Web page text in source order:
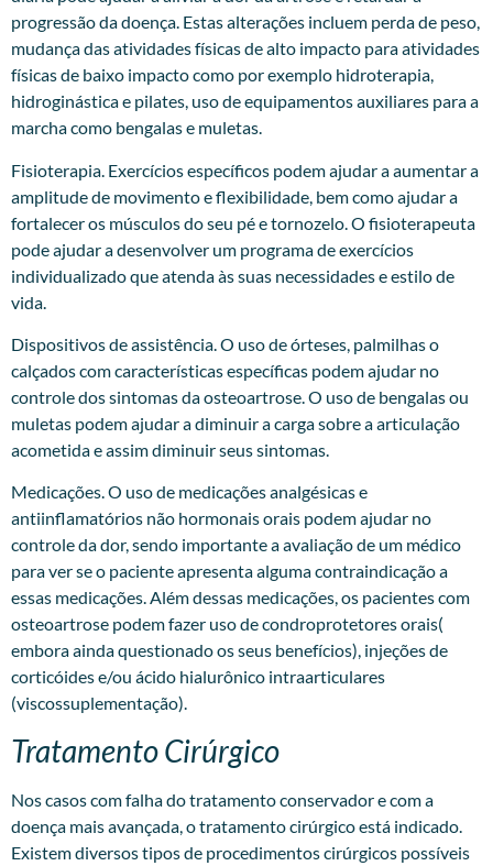
progressão da doença. Estas alterações incluem perda de peso,
mudança das atividades físicas de alto impacto para atividades
físicas de baixo impacto como por exemplo hidroterapia,
hidroginástica e pilates, uso de equipamentos auxiliares para a
marcha como bengalas e muletas.
Fisioterapia. Exercícios específicos podem ajudar a aumentar a
amplitude de movimento e flexibilidade, bem como ajudar a
fortalecer os músculos do seu pé e tornozelo. O fisioterapeuta
pode ajudar a desenvolver um programa de exercícios
individualizado que atenda às suas necessidades e estilo de
vida.
Dispositivos de assistência. O uso de órteses, palmilhas o
calçados com características específicas podem ajudar no
controle dos sintomas da osteoartrose. O uso de bengalas ou
muletas podem ajudar a diminuir a carga sobre a articulação
acometida e assim diminuir seus sintomas.
Medicações. O uso de medicações analgésicas e
antiinflamatórios não hormonais orais podem ajudar no
controle da dor, sendo importante a avaliação de um médico
para ver se o paciente apresenta alguma contraindicação a
essas medicações. Além dessas medicações, os pacientes com
osteoartrose podem fazer uso de condroprotetores orais(
embora ainda questionado os seus benefícios), injeções de
corticóides e/ou ácido hialurônico intraarticulares
(viscossuplementação).
Tratamento Cirúrgico
Nos casos com falha do tratamento conservador e com a
doença mais avançada, o tratamento cirúrgico está indicado.
Existem diversos tipos de procedimentos cirúrgicos possíveis